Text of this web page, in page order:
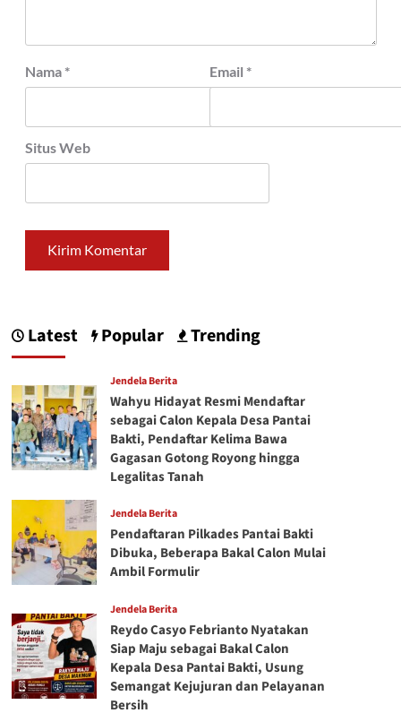
Nama * Email *
Situs Web
Latest Popular Trending
Jendela Berita
Wahyu Hidayat Resmi Mendaftar
sebagai Calon Kepala Desa Pantai
Bakti, Pendaftar Kelima Bawa
Gagasan Gotong Royong hingga
Legalitas Tanah
Jendela Berita
Pendaftaran Pilkades Pantai Bakti
Dibuka, Beberapa Bakal Calon Mulai
Ambil Formulir
Jendela Berita
Reydo Casyo Febrianto Nyatakan
Siap Maju sebagai Bakal Calon
Kepala Desa Pantai Bakti, Usung
Semangat Kejujuran dan Pelayanan
Bersih